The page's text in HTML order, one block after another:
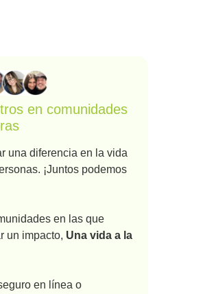
en comunidades
una diferencia en la vida
¡Juntos podemos
en las que
un impacto, Una vida a la
en línea o